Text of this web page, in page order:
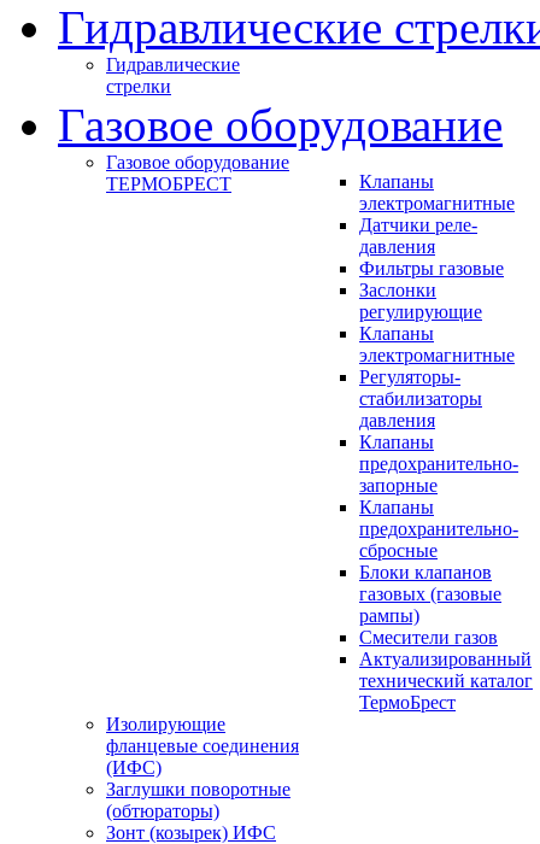
Гидравлические
Гидравлические
стрелки
Газовое оборудование
Газовое оборудование
ТЕРМОБРЕСТ
Клапаны
электромагнитные
Датчики реле-
давления
Фильтры газовые
Заслонки
регулирующие
Клапаны
электромагнитные
Регуляторы-
стабилизаторы
давления
Клапаны
предохранительно-
запорные
Клапаны
предохранительно-
сбросные
Блоки клапанов
газовых (газовые
рампы)
Смесители газов
Актуализированный
технический каталог
ТермоБрест
Изолирующие
фланцевые соединения
(ИФС)
Заглушки поворотные
(обтюраторы)
Зонт (козырек) ИФС